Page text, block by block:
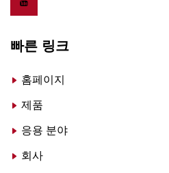
빠른 링크
홈페이지
제품
응용 분야
회사